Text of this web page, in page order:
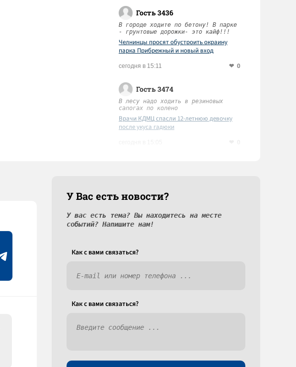
Гость 3436
В городе ходите по бетону! В парке
- грунтовые дорожки- это кайф!!!
Челнинцы просят обустроить окраину
парка Прибрежный и новый вход
сегодня в 15:11 0
Гость 3474
В лесу надо ходить в резиновых
сапогах по колено
Врачи КДМЦ спасли 12-летнюю девочку
после укуса гадюки
У Вас есть новости?
У вас есть тема? Вы находитесь на месте
событий? Напишите нам!
Как c вами связаться?
Как c вами связаться?